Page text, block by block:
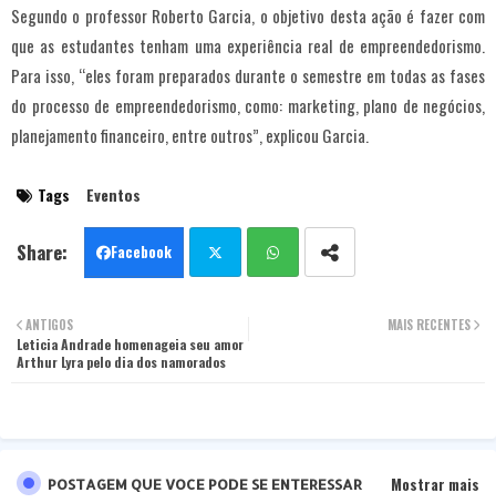
Segundo o professor Roberto Garcia, o objetivo desta ação é fazer com
que as estudantes tenham uma experiência real de empreendedorismo.
Para isso, “eles foram preparados durante o semestre em todas as fases
do processo de empreendedorismo, como: marketing, plano de negócios,
planejamento financeiro, entre outros”, explicou Garcia.
Tags Eventos
Facebook
ter
MAIS RECENTES
ANTIGOS
Leticia Andrade homenageia seu amor
Arthur Lyra pelo dia dos namorados
POSTAGEM QUE VOCE PODE SE ENTERESSAR Mostrar mais